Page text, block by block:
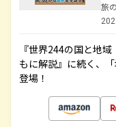
旅
『世界244の国と地
もに解説』に続く、
登場！